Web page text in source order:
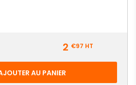
2 €97 HT
AU PANIER